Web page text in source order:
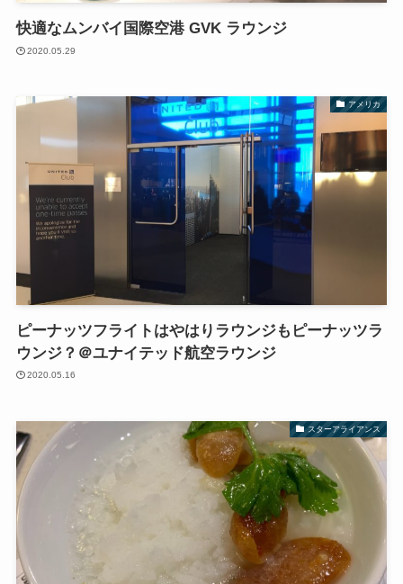
快適なムンバイ国際空港 GVK ラウンジ
2020.05.29
アメリカ
ピーナッツフライトはやはりラウンジもピーナッツラ
ウンジ？＠ユナイテッド航空ラウンジ
2020.05.16
スターアライアンス